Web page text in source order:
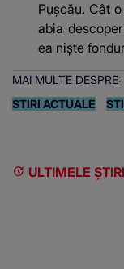
Pușcău. Cât
abia
ea niște
MAI MULTE DESPRE:
STIRI ACTUALE
ULTIMELE ȘTIRI